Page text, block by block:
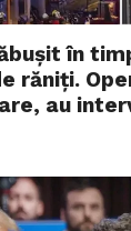
în
răniți.
au